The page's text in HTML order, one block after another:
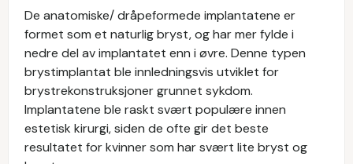
De anatomiske/ dråpeformede implantatene er
formet som et naturlig bryst, og har mer fylde i
nedre del av implantatet enn i øvre. Denne typen
brystimplantat ble innledningsvis utviklet for
brystrekonstruksjoner grunnet sykdom.
Implantatene ble raskt svært populære innen
estetisk kirurgi, siden de ofte gir det beste
resultatet for kvinner som har svært lite bryst og